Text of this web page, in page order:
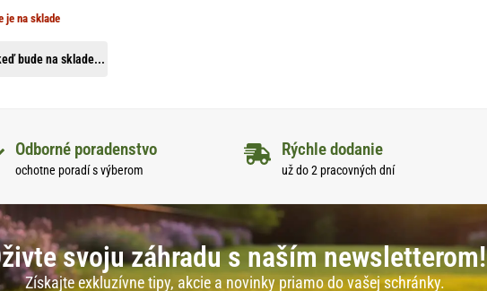
bude na sklade...
je na sklade
Odborné poradenstvo
ochotne poradí s výberom
Rýchle dodanie
už do 2 pracovných dní
svoju záhradu s naším newsletterom!
Získajte exkluzívne tipy, akcie a novinky priamo do vašej schránky.